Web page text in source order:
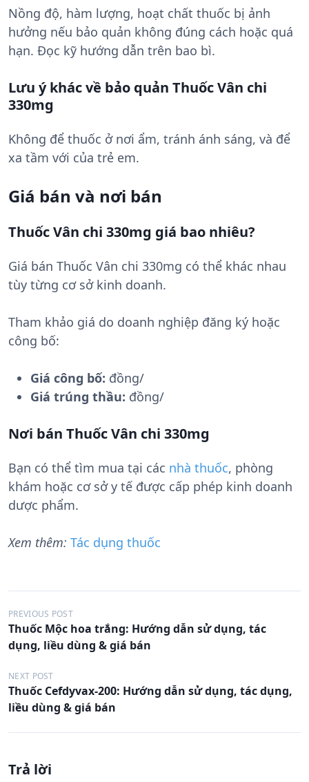
Nồng độ, hàm lượng, hoạt chất thuốc bị ảnh
hưởng nếu bảo quản không đúng cách hoặc quá
hạn. Đọc kỹ hướng dẫn trên bao bì.
Lưu ý khác về bảo quản Thuốc Vân chi
330mg
Không để thuốc ở nơi ẩm, tránh ánh sáng, và để
xa tầm với của trẻ em.
Giá bán và nơi bán
Thuốc Vân chi 330mg giá bao nhiêu?
Giá bán Thuốc Vân chi 330mg có thể khác nhau
tùy từng cơ sở kinh doanh.
Tham khảo giá do doanh nghiệp đăng ký hoặc
công bố:
Giá công bố: đồng/
Giá trúng thầu: đồng/
Nơi bán Thuốc Vân chi 330mg
Bạn có thể tìm mua tại các nhà thuốc, phòng
khám hoặc cơ sở y tế được cấp phép kinh doanh
dược phẩm.
Xem thêm: Tác dụng thuốc
Đ
i
u
h
n
PREVIOUS POST
Thuốc Mộc hoa trắng: Hướng dẫn sử dụng, tác
dụng, liều dùng & giá bán
NEXT POST
Thuốc Cefdyvax-200: Hướng dẫn sử dụng, tác dụng,
liều dùng & giá bán
Trả lời